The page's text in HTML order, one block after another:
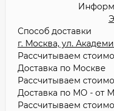
Способ доставки
г. Москва, ул.
Рассчитываем
Доставка по Москве
Рассчитываем
Доставка по МО - от
Рассчитываем